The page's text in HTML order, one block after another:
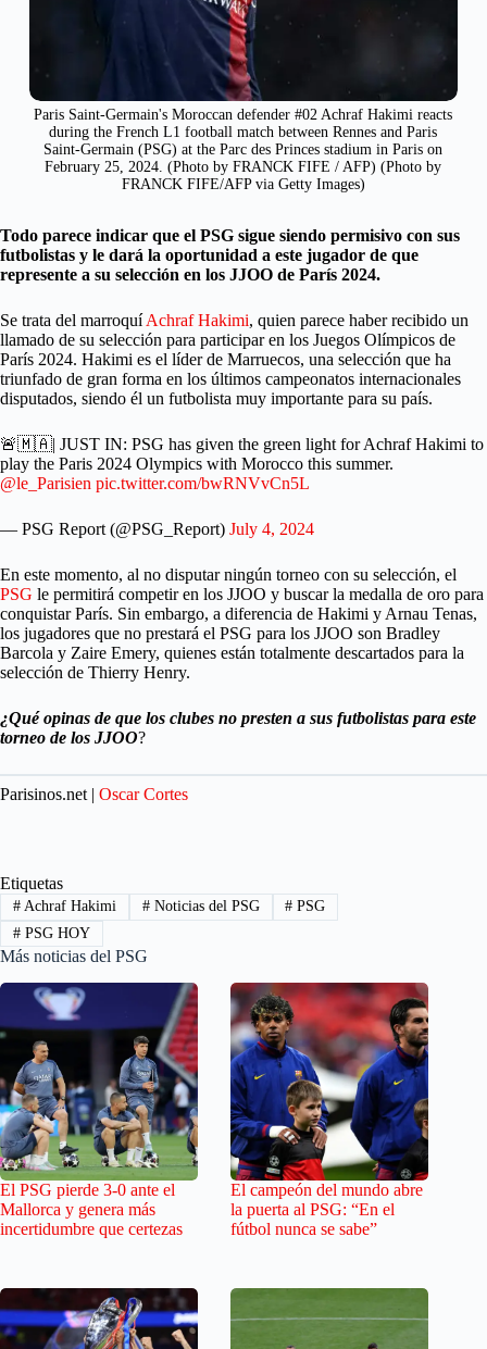
Paris Saint-Germain's Moroccan defender #02 Achraf Hakimi reacts
during the French L1 football match between Rennes and Paris
Saint-Germain (PSG) at the Parc des Princes stadium in Paris on
February 25, 2024. (Photo by FRANCK FIFE / AFP) (Photo by
FRANCK FIFE/AFP via Getty Images)
Todo parece indicar que el PSG sigue siendo permisivo con sus
futbolistas y le dará la oportunidad a este jugador de que
represente a su selección en los JJOO de París 2024.
Se trata del marroquíAchraf Hakimi, quien parece haber recibido un
llamado de su selección para participar en los Juegos Olímpicos de
París 2024. Hakimi es el líder de Marruecos, una selección que ha
triunfado de gran forma en los últimos campeonatos internacionales
disputados, siendo él un futbolista muy importante para su país.
🚨🇲🇦| JUST IN: PSG has given the green light for Achraf Hakimi to
play the Paris 2024 Olympics with Morocco this summer.
@le_Parisien pic.twitter.com/bwRNVvCn5L
— PSG Report (@PSG_Report) July 4, 2024
En este momento, al no disputar ningún torneo con su selección, el
PSG le permitirá competir en los JJOO y buscar la medalla de oro para
conquistar París. Sin embargo, a diferencia de Hakimi y Arnau Tenas,
los jugadores que no prestará el PSG para los JJOO son Bradley
Barcola y Zaire Emery, quienes están totalmente descartados para la
selección de Thierry Henry.
¿Qué opinas de que los clubes no presten a sus futbolistas para este
torneo de los JJOO?
Parisinos.net | Oscar Cortes
Etiquetas
#Achraf Hakimi #Noticias del PSG # PSG
#PSG HOY
Más noticias del PSG
El PSG pierde 3-0 ante el
Mallorca y genera más
incertidumbre que certezas
El campeón del mundo abre
la puerta al PSG: “En el
fútbol nunca se sabe”